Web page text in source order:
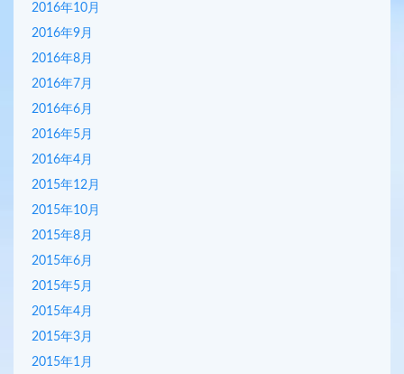
2016年10月
2016年9月
2016年8月
2016年7月
2016年6月
2016年5月
2016年4月
2015年12月
2015年10月
2015年8月
2015年6月
2015年5月
2015年4月
2015年3月
2015年1月